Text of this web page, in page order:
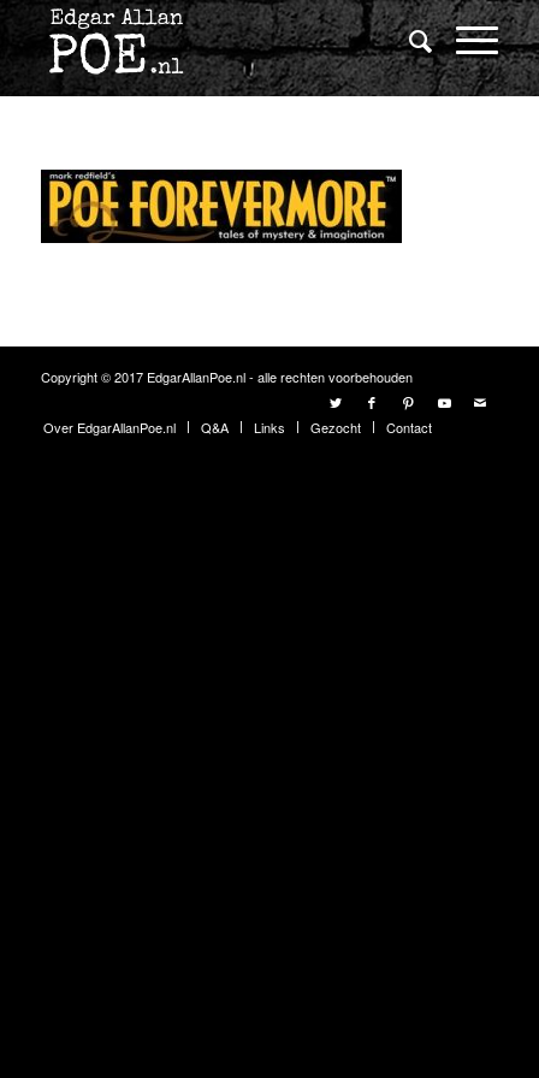
Copyright © 2017 EdgarAllanPoe.nl - alle rechten voorbehouden
Over EdgarAllanPoe.nl Q&A Links Gezocht Contact